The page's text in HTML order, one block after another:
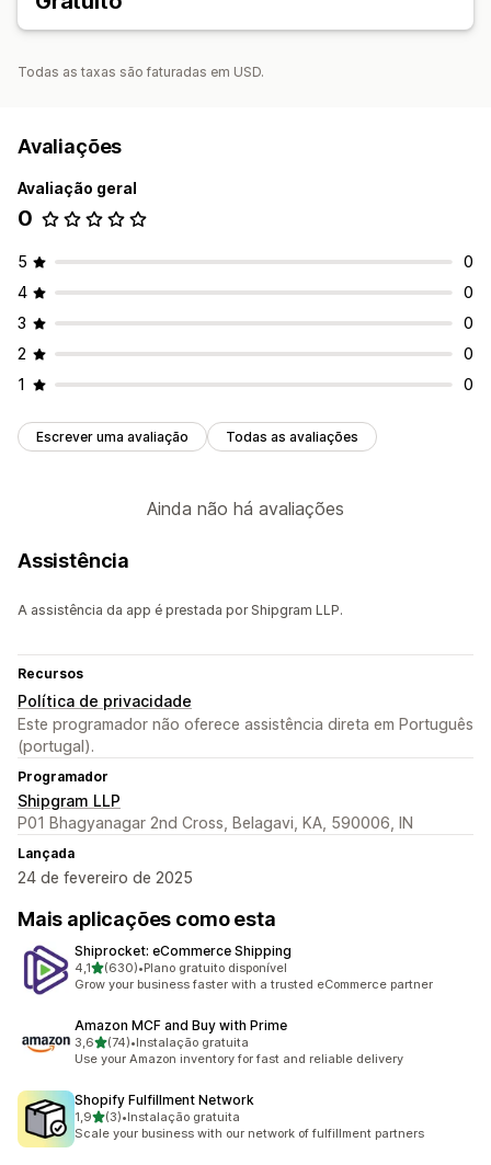
Todas as taxas são faturadas em USD.
Avaliações
Avaliação geral
0
5
0
4
0
3
0
2
0
1
0
Escrever uma avaliação Todas as avaliações
Ainda não há avaliações
Assistência
A assistência da app é prestada por Shipgram LLP.
Recursos
Política de privacidade
Este programador não oferece assistência direta em Português
(portugal).
Programador
Shipgram LLP
P01 Bhagyanagar 2nd Cross, Belagavi, KA, 590006, IN
Lançada
24 de fevereiro de 2025
Mais aplicações como esta
Shiprocket: eCommerce Shipping
4,1de 5 estrelas
(630)
630 total de avaliações
•Plano gratuito disponível
Grow your business faster with a trusted eCommerce partner
Amazon MCF and Buy with Prime
3,6de 5 estrelas
(74)
74 total de avaliações
•Instalação gratuita
Use your Amazon inventory for fast and reliable delivery
Shopify Fulfillment Network
1,9de 5 estrelas
(3)
3 total de avaliações
•Instalação gratuita
Scale your business with our network of fulfillment partners